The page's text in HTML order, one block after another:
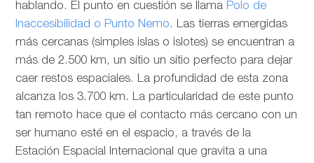
hablando. El punto en cuestión se llama Polo de
Inaccesibilidad o Punto Nemo. Las tierras emergidas
más cercanas (simples islas o islotes) se encuentran a
más de 2.500 km, un sitio un sitio perfecto para dejar
caer restos espaciales. La profundidad de esta zona
alcanza los 3.700 km. La particularidad de este punto
tan remoto hace que el contacto más cercano con un
ser humano esté en el espacio, a través de la
Estación Espacial Internacional que gravita a una